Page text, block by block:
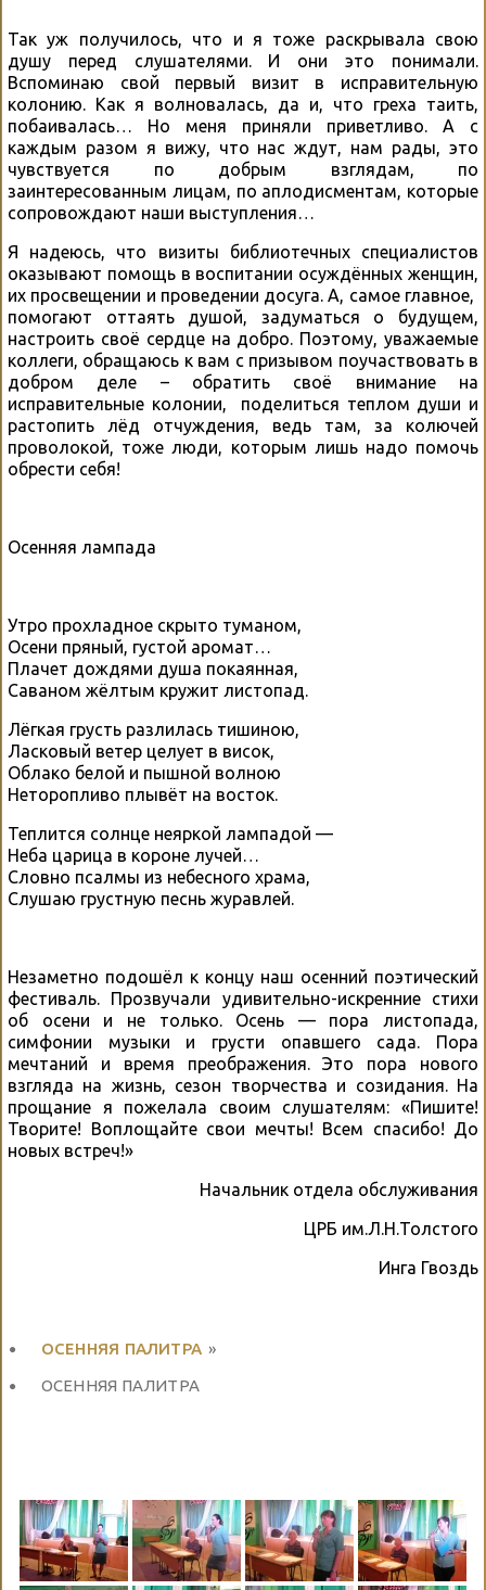
Так уж получилось, что и я тоже раскрывала свою
душу перед слушателями. И они это понимали.
Вспоминаю свой первый визит в исправительную
колонию. Как я волновалась, да и, что греха таить,
побаивалась… Но меня приняли приветливо. А с
каждым разом я вижу, что нас ждут, нам рады, это
чувствуется по добрым взглядам, по
заинтересованным лицам, по аплодисментам, которые
сопровождают наши выступления…
Я надеюсь, что визиты библиотечных специалистов
оказывают помощь в воспитании осуждённых женщин,
их просвещении и проведении досуга. А, самое главное,
помогают оттаять душой, задуматься о будущем,
настроить своё сердце на добро. Поэтому, уважаемые
коллеги, обращаюсь к вам с призывом поучаствовать в
добром деле – обратить своё внимание на
исправительные колонии, поделиться теплом души и
растопить лёд отчуждения, ведь там, за колючей
проволокой, тоже люди, которым лишь надо помочь
обрести себя!
Осенняя лампада
Утро прохладное скрыто туманом,
Осени пряный, густой аромат…
Плачет дождями душа покаянная,
Саваном жёлтым кружит листопад.
Лёгкая грусть разлилась тишиною,
Ласковый ветер целует в висок,
Облако белой и пышной волною
Неторопливо плывёт на восток.
Теплится солнце неяркой лампадой —
Неба царица в короне лучей…
Словно псалмы из небесного храма,
Слушаю грустную песнь журавлей.
Незаметно подошёл к концу наш осенний поэтический
фестиваль. Прозвучали удивительно-искренние стихи
об осени и не только. Осень — пора листопада,
симфонии музыки и грусти опавшего сада. Пора
мечтаний и время преображения. Это пора нового
взгляда на жизнь, сезон творчества и созидания. На
прощание я пожелала своим слушателям: «Пишите!
Творите! Воплощайте свои мечты! Всем спасибо! До
новых встреч!»
Начальник отдела обслуживания
ЦРБ им.Л.Н.Толстого
Инга Гвоздь
ОСЕННЯЯ ПАЛИТРА »
ОСЕННЯЯ ПАЛИТРА